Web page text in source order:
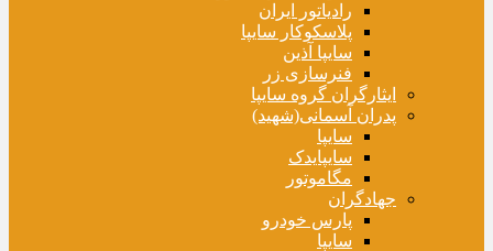
رادیاتور ایران
پلاسکوکار سایپا
سایپا آذین
فنرسازی زر
ایثارگران گروه سایپا
پدران آسمانی(شهید)
سایپا
سایپایدک
مگاموتور
جهادگران
پارس خودرو
سایپا